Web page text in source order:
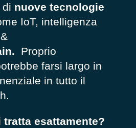
di nuove tecnologie
IoT, intelligenza
Proprio
farsi largo in
in tutto il
tratta esattamente?